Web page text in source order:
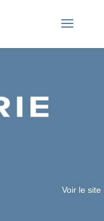
Voir le site